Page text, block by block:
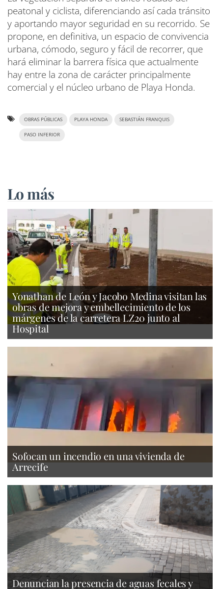
peatonal y ciclista, diferenciando así cada tránsito
y aportando mayor seguridad en su recorrido. Se
propone, en definitiva, un espacio de convivencia
urbana, cómodo, seguro y fácil de recorrer, que
hará eliminar la barrera física que actualmente
hay entre la zona de carácter principalmente
comercial y el núcleo urbano de Playa Honda.
OBRAS PÚBLICAS PLAYA HONDA SEBASTIÁN FRANQUIS
PASO INFERIOR
Lo más
Yonathan de León y Jacobo Medina visitan las
obras de mejora y embellecimiento de los
márgenes de la carretera LZ20 junto al
Hospital
Sofocan un incendio en una vivienda de
Arrecife
Denuncian la presencia de aguas fecales y